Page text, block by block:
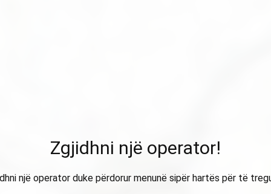
Zgjidhni një operator!
një operator duke përdorur menunë sipër hartës për të